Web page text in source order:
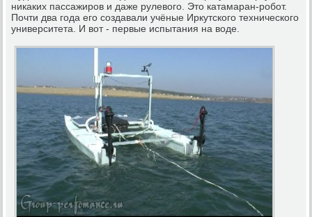
никаких пассажиров и даже рулевого. Это катамаран-робот.
Почти два года его создавали учёные Иркутского технического
университета. И вот - первые испытания на воде.